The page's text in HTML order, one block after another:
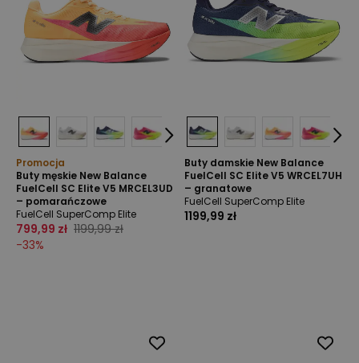
Promocja
Buty męskie New Balance
FuelCell SC Elite V5 MRCEL3UD
– pomarańczowe
FuelCell SuperComp Elite
799,99 zł 1199,99 zł
-33%
Buty damskie New Balance
FuelCell SC Elite V5 WRCEL7UH
– granatowe
FuelCell SuperComp Elite
1199,99 zł